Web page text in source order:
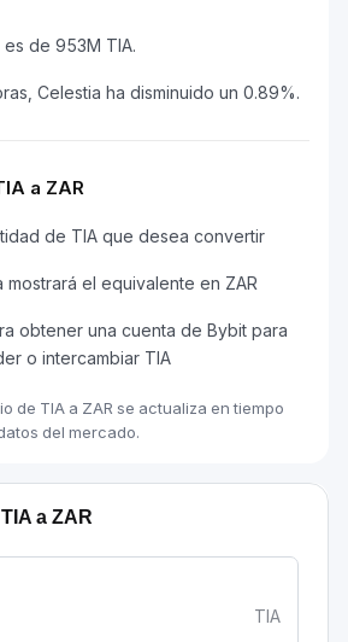
de 953M TIA.
Celestia ha disminuido un 0.89%.
a ZAR
de TIA que desea convertir
mostrará el equivalente en ZAR
obtener una cuenta de Bybit para
o intercambiar TIA
de TIA a ZAR se actualiza en tiempo
del mercado.
a ZAR
TIA